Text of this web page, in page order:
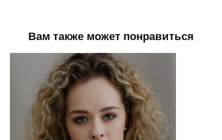
Вам также может понравиться